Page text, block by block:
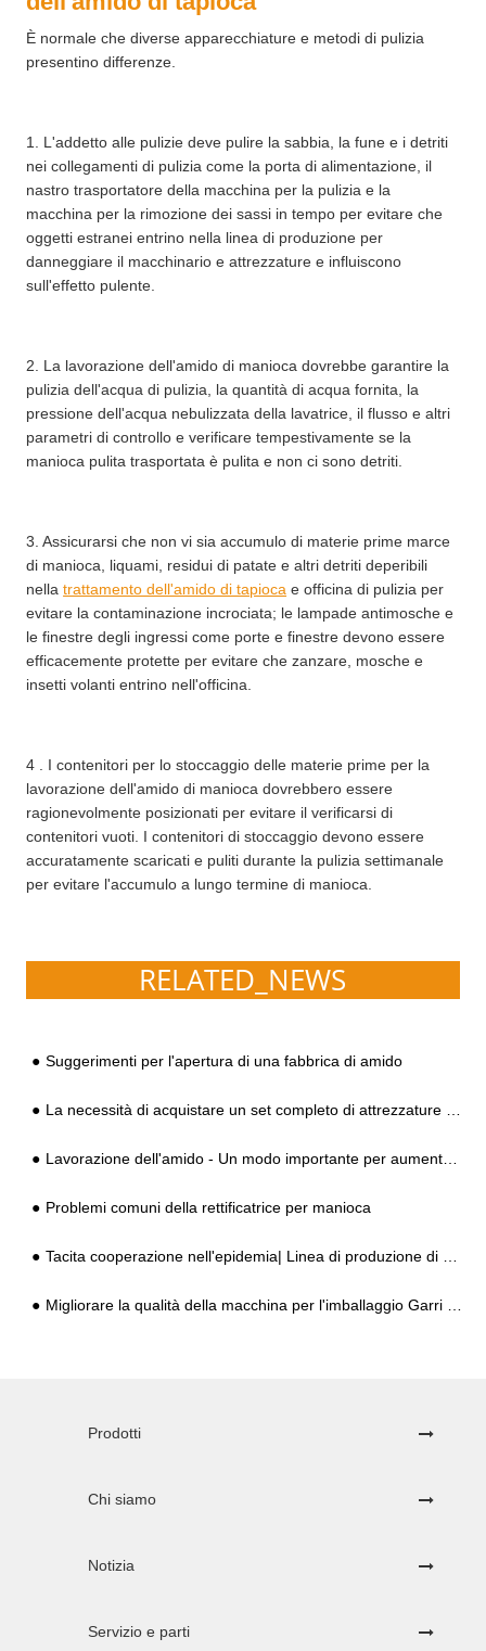
È normale che diverse apparecchiature e metodi di pulizia
presentino differenze.
1. L'addetto alle pulizie deve pulire la sabbia, la fune e i detriti
nei collegamenti di pulizia come la porta di alimentazione, il
nastro trasportatore della macchina per la pulizia e la
macchina per la rimozione dei sassi in tempo per evitare che
oggetti estranei entrino nella linea di produzione per
danneggiare il macchinario e attrezzature e influiscono
sull'effetto pulente.
2. La lavorazione dell'amido di manioca dovrebbe garantire la
pulizia dell'acqua di pulizia, la quantità di acqua fornita, la
pressione dell'acqua nebulizzata della lavatrice, il flusso e altri
parametri di controllo e verificare tempestivamente se la
manioca pulita trasportata è pulita e non ci sono detriti.
3. Assicurarsi che non vi sia accumulo di materie prime marce
di manioca, liquami, residui di patate e altri detriti deperibili
nellatrattamento dell'amido di tapioca e officina di pulizia per
evitare la contaminazione incrociata; le lampade antimosche e
le finestre degli ingressi come porte e finestre devono essere
efficacemente protette per evitare che zanzare, mosche e
insetti volanti entrino nell'officina.
4 . I contenitori per lo stoccaggio delle materie prime per la
lavorazione dell'amido di manioca dovrebbero essere
ragionevolmente posizionati per evitare il verificarsi di
contenitori vuoti. I contenitori di stoccaggio devono essere
accuratamente scaricati e puliti durante la pulizia settimanale
per evitare l'accumulo a lungo termine di manioca.
RELATED_NEWS
Suggerimenti per l'apertura di una fabbrica di amido
La necessità di acquistare un set completo di attrezzature per la produzione di amido quando si investe e si costruisce una fabbrica
Lavorazione dell'amido - Un modo importante per aumentare il valore della manioca
Problemi comuni della rettificatrice per manioca
Tacita cooperazione nell'epidemia| Linea di produzione di amido di manioca da 500 kg/h stabilita in Bolivia
Migliorare la qualità della macchina per l'imballaggio Garri renderà felici i clienti
Prodotti
Chi siamo
Notizia
Servizio e parti